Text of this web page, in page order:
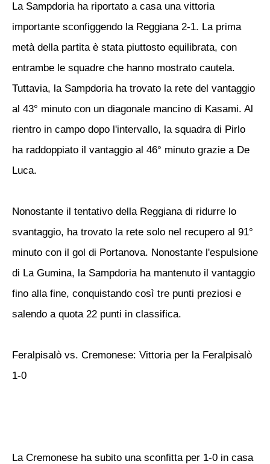
La Sampdoria ha riportato a casa una vittoria
importante sconfiggendo la Reggiana 2-1. La prima
metà della partita è stata piuttosto equilibrata, con
entrambe le squadre che hanno mostrato cautela.
Tuttavia, la Sampdoria ha trovato la rete del vantaggio
al 43° minuto con un diagonale mancino di Kasami. Al
rientro in campo dopo l'intervallo, la squadra di Pirlo
ha raddoppiato il vantaggio al 46° minuto grazie a De
Luca.
Nonostante il tentativo della Reggiana di ridurre lo
svantaggio, ha trovato la rete solo nel recupero al 91°
minuto con il gol di Portanova. Nonostante l'espulsione
di La Gumina, la Sampdoria ha mantenuto il vantaggio
fino alla fine, conquistando così tre punti preziosi e
salendo a quota 22 punti in classifica.
Feralpisalò vs. Cremonese: Vittoria per la Feralpisalò
1-0
La Cremonese ha subito una sconfitta per 1-0 in casa